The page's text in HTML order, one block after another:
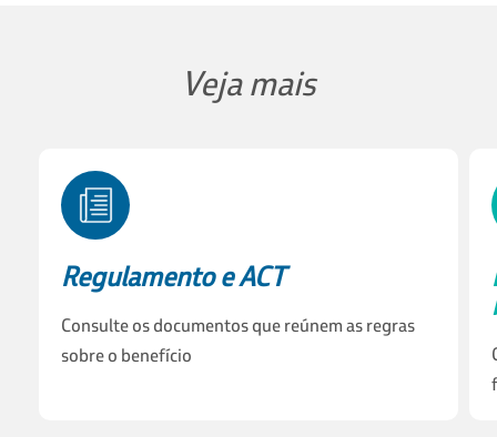
Veja mais
Regulamento e ACT
Consulte os documentos que reúnem as regras
sobre o benefício